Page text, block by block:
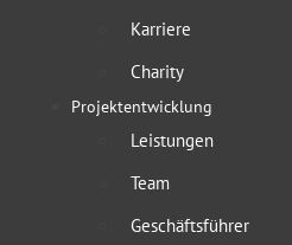
Karriere
Charity
Projektentwicklung
Leistungen
Team
Geschäftsführer